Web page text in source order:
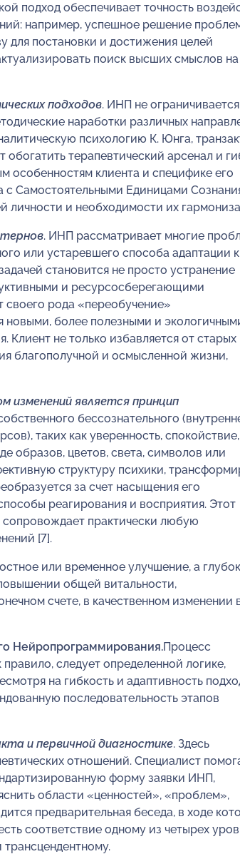
подход обеспечивает точность
например, успешное решение
для постановки и достижения целей
поиск высших смыслов на
подходов. ИНП не ограничивается
наработки различных
психологию К. Юнга,
терапевтический арсенал и
особенностям клиента и специфике его
с Самостоятельными Единицами
личности и необходимости их
. ИНП рассматривает многие
или устаревшего способа адаптации к
становится не просто устранение
и ресурсосберегающими
своего рода «переобучение»
новыми, более полезными и
не только избавляется от старых
благополучной и осмысленной жизни,
изменений является принцип
бессознательного
таких как уверенность, спокойствие,
образов, цветов, света, символов или
структуру психики,
за счет насыщения его
реагирования и восприятия. Этот
сопровождает практически любую
[7].
или временное улучшение, а
общей витальности,
счете, в качественном изменении
Нейропрограммирования.Процесс
следует определенной логике,
на гибкость и адаптивность
последовательность этапов
и первичной диагностике. Здесь
отношений. Специалист
форму заявки ИНП,
области «ценностей», «проблем»,
предварительная беседа, в ходе
соответствие одному из четырех